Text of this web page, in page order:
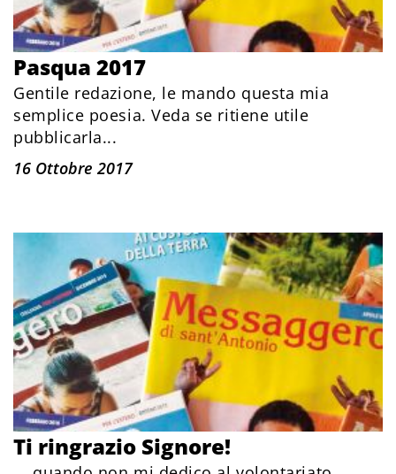
Pasqua 2017
Gentile redazione, le mando questa mia
semplice poesia. Veda se ritiene utile
pubblicarla...
16 Ottobre 2017
Ti ringrazio Signore!